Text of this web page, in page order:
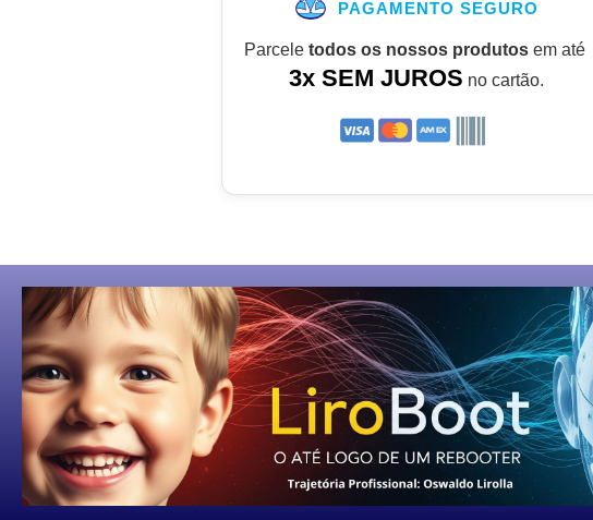
PAGAMENTO SEGURO
Parcele todos os nossos produtosem até
3x SEM JUROS no cartão.